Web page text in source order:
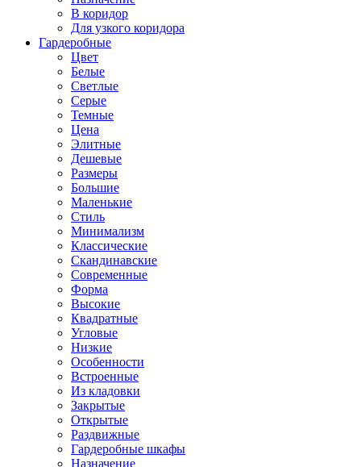
В коридор
Для узкого коридора
Гардеробные
Цвет
Белые
Светлые
Серые
Темные
Цена
Элитные
Дешевые
Размеры
Большие
Маленькие
Стиль
Минимализм
Классические
Скандинавские
Современные
Форма
Высокие
Квадратные
Угловые
Низкие
Особенности
Встроенные
Из кладовки
Закрытые
Открытые
Раздвижные
Гардеробные шкафы
Назначение